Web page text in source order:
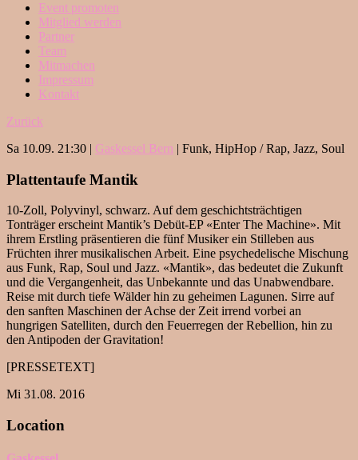
Event promoten
Mitglied werden
Partner
Team
Mitmachen
Impressum
Kontakt
Zurück
Sa 10.09. 21:30 | Gaskessel Bern | Funk, HipHop / Rap, Jazz, Soul
Plattentaufe Mantik
10-Zoll, Polyvinyl, schwarz. Auf dem geschichtsträchtigen
Tonträger erscheint Mantik’s Debüt-EP «Enter The Machine». Mit
ihrem Erstling präsentieren die fünf Musiker ein Stilleben aus
Früchten ihrer musikalischen Arbeit. Eine psychedelische Mischung
aus Funk, Rap, Soul und Jazz. «Mantik», das bedeutet die Zukunft
und die Vergangenheit, das Unbekannte und das Unabwendbare.
Reise mit durch tiefe Wälder hin zu geheimen Lagunen. Sirre auf
den sanften Maschinen der Achse der Zeit irrend vorbei an
hungrigen Satelliten, durch den Feuerregen der Rebellion, hin zu
den Antipoden der Gravitation!
[PRESSETEXT]
Mi 31.08. 2016
Location